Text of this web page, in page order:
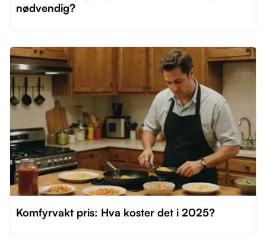
nødvendig?
Komfyrvakt pris: Hva koster det i 2025?